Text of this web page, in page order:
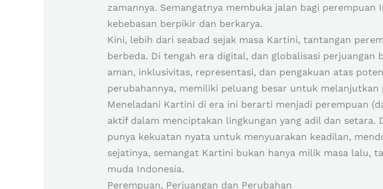
zamannya. Semangatnya membuka jalan bagi
kebebasan berpikir dan berkarya.
Kini, lebih dari seabad sejak masa Kartini, tantangan
berbeda. Di tengah era digital, dan globalisasi perjuangan
aman, inklusivitas, representasi, dan pengakuan atas
perubahannya, memiliki peluang besar untuk melanjutkan
Meneladani Kartini di era ini berarti menjadi perempuan
aktif dalam menciptakan lingkungan yang adil dan setara.
punya kekuatan nyata untuk menyuarakan keadilan,
sejatinya, semangat Kartini bukan hanya milik masa lalu,
muda Indonesia.
Perempuan, Perjuangan dan Perubahan